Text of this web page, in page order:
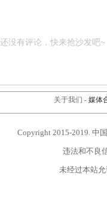
还没有评论，快来抢沙发吧~
关于我们 - 媒体
Copyright 2015-2019. 中
违法和不良
未经过本站